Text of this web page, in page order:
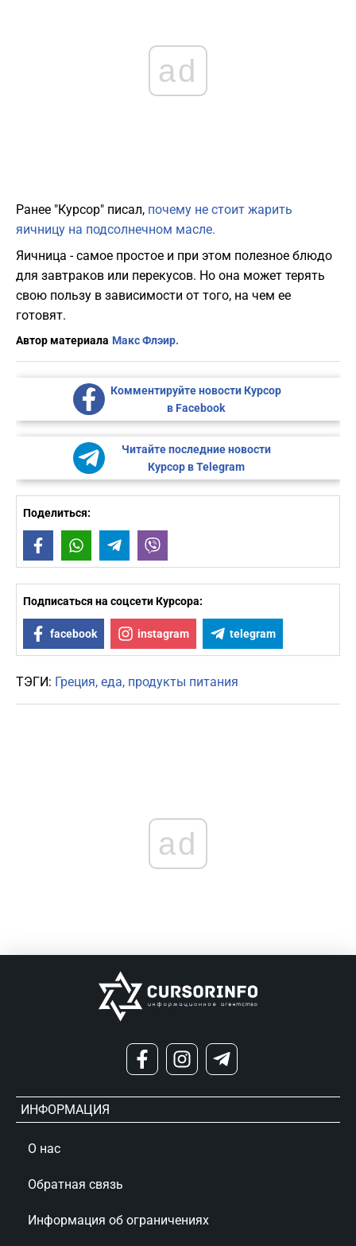
ad
Ранее "Курсор" писал, почему не стоит жарить
яичницу на подсолнечном масле.
Яичница - самое простое и при этом полезное блюдо
для завтраков или перекусов. Но она может терять
свою пользу в зависимости от того, на чем ее
готовят.
Автор материала Макс Флэир.
Комментируйте новости Курсор
в Facebook
Читайте последние новости
Курсор в Telegram
Поделиться:
FacebookWhatsAppTelegram
Подписаться на соцсети Курсора:
facebook instagram telegram
ТЭГИ: Греция еда продукты питания
ad
ИНФОРМАЦИЯ
О нас
Обратная связь
Информация об ограничениях